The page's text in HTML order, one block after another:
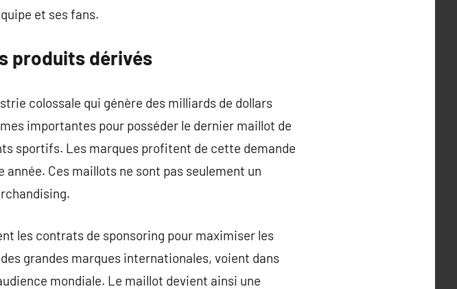
et ses fans.
produits dérivés
colossale qui génère des milliards de dollars
importantes pour posséder le dernier maillot de
sportifs. Les marques profitent de cette demande
Ces maillots ne sont pas seulement un
les contrats de sponsoring pour maximiser les
grandes marques internationales, voient dans
mondiale. Le maillot devient ainsi une